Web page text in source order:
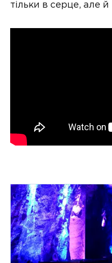
тільки в серце, але й